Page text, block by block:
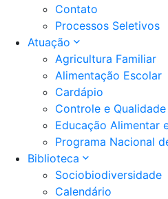
Contato
Processos Seletivos
Atuação
Agricultura Familiar
Alimentação Escolar
Cardápio
Controle e Qualidade
Educação Alimentar
Programa Nacional
Biblioteca
Sociobiodiversidade
Calendário